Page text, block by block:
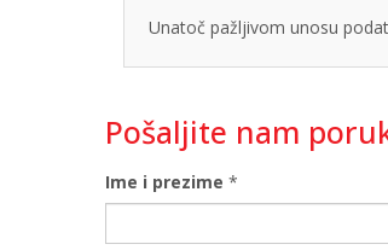
Unatoč pažljivom unosu
Pošaljite nam
Ime i prezime *